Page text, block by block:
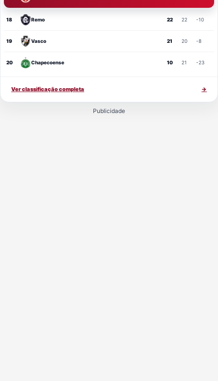
18 Remo 22 22 -10
19 Vasco 21 20 -8
20 Chapecoense 10 21 -23
Ver classificação completa →
Publicidade